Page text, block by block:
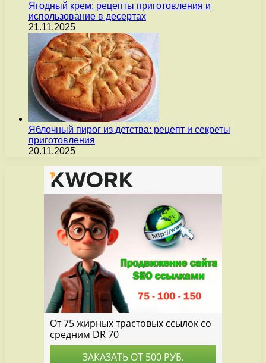
Ягодный крем: рецепты приготовления и
использование в десертах
21.11.2025
Яблочный пирог из детства: рецепт и секреты
приготовления
20.11.2025